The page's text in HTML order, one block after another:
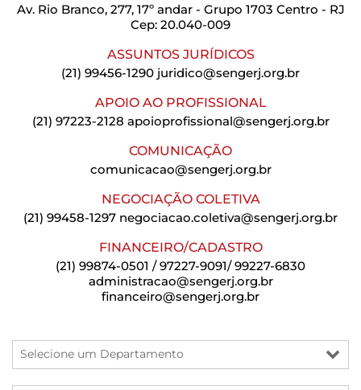
Av. Rio Branco, 277, 17º andar - Grupo 1703 Centro - RJ
Cep: 20.040-009
ASSUNTOS JURÍDICOS
(21) 99456-1290 juridico@sengerj.org.br
APOIO AO PROFISSIONAL
(21) 97223-2128 apoioprofissional@sengerj.org.br
COMUNICAÇÃO
comunicacao@sengerj.org.br
NEGOCIAÇÃO COLETIVA
(21) 99458-1297 negociacao.coletiva@sengerj.org.br
FINANCEIRO/CADASTRO
(21) 99874-0501 / 97227-9091/ 99227-6830
administracao@sengerj.org.br
financeiro@sengerj.org.br